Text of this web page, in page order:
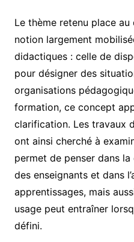
Le thème retenu place
notion largement
didactiques : celle de
pour désigner des
organisations
formation, ce concept
clarification. Les travaux
ont ainsi cherché à
permet de penser dans
des enseignants et dans
apprentissages, mais
usage peut entraîner
défini.